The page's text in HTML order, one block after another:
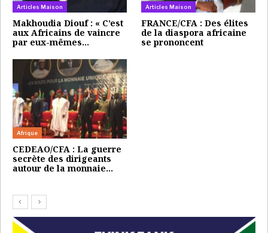
Articles Maison
SENEGAL : Le collectif
« SORTIR du franc CFA »
n’appelle à voter pour…
Afrique
Fanny Pigeaud et Ndongo
Samba Sylla : « Le CFA
paralyse les
RICHESSE : Les vingt-six
plus riches détiennent